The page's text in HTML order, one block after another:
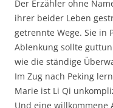
Der Erzähler ohne
ihrer beider Leben
getrennte Wege. Sie in
Ablenkung sollte
wie die ständige
Im Zug nach Peking
Marie ist Li Qi
Und eine willkommene